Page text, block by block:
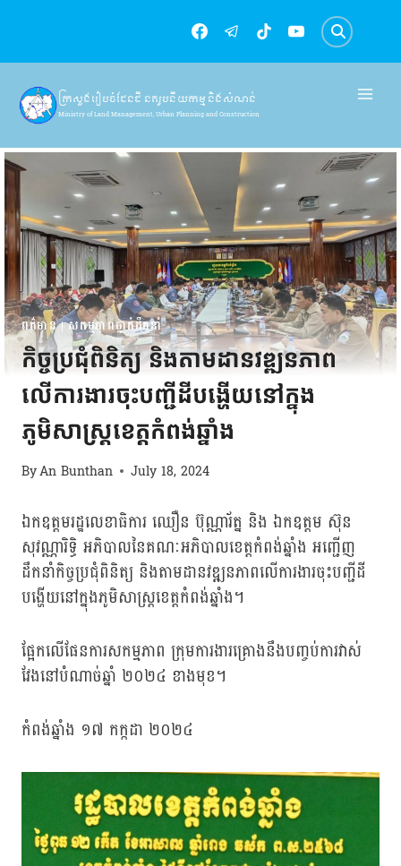
content
ក្រសួងរៀបចំដែនដី នគរូបនីយកម្ម និងសំណង់
Ministry of Land Management, Urban Planning and Construction
ពត៌មាន|សកម្មភាពថ្នាក់ដឹកនាំ
កិច្ចប្រជុំពិនិត្យ និងតាមដានវឌ្ឍនភាព
លើការងារចុះបញ្ជីដីបង្ហើយនៅក្នុង
ភូមិសាស្ត្រខេត្តកំពង់ឆ្នាំង
ByAn Bunthan July 18, 2024
ឯកឧត្តមរដ្ឋលេខាធិការ ឈឿន ប៊ុណ្ណារ័ត្ន​ និង ឯកឧត្តម ស៊ុន
សុវណ្ណារិទ្ធិ អភិបាលនៃគណៈអភិបាលខេត្តកំពង់ឆ្នាំង អញ្ជើញ
ដឹកនាំកិច្ចប្រជុំពិនិត្យ និងតាមដានវឌ្ឍនភាពលើការងារចុះបញ្ជីដី
បង្ហើយនៅក្នុងភូមិសាស្ត្រខេត្តកំពង់ឆ្នាំង។
ផ្អែកលើផែនការសកម្មភាព ក្រុមការងារគ្រោងនឹងបញ្ចប់ការវាស់
វែងនៅបំណាច់ឆ្នាំ ២០២៤ ខាងមុខ។
កំពង់ឆ្នាំង​ ១៧ កក្កដា ២០២៤